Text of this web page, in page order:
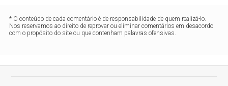
* O conteúdo de cada comentário é de responsabilidade de quem realizá-lo.
Nos reservamos ao direito de reprovar ou eliminar comentários em desacordo
com o propósito do site ou que contenham palavras ofensivas.